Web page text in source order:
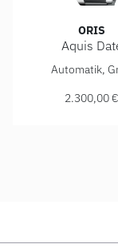
ORIS
Aquis
ORIS Aquis
Automatik,
2.300,00 €